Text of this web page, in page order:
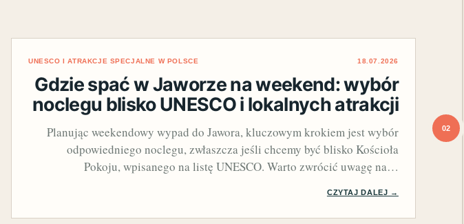
02
UNESCO I ATRAKCJE SPECJALNE W POLSCE 18.07.2026
Gdzie spać w Jaworze na weekend: wybór
noclegu blisko UNESCO i lokalnych atrakcji
Planując weekendowy wypad do Jawora, kluczowym krokiem jest wybór
odpowiedniego noclegu, zwłaszcza jeśli chcemy być blisko Kościoła
Pokoju, wpisanego na listę UNESCO. Warto zwrócić uwagę na…
CZYTAJ DALEJ →